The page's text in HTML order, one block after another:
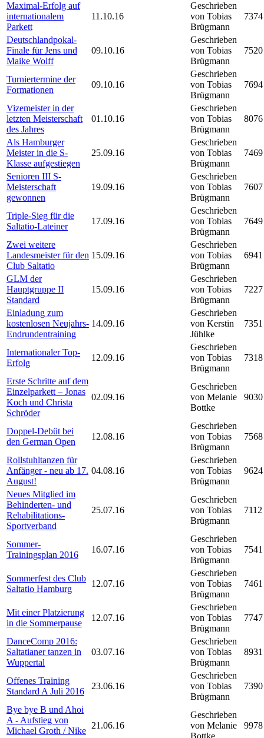
Maximal-Erfolg auf
internationalem
Parkett
11.10.16
Geschrieben
von Tobias
Brügmann
7374
Deutschlandpokal-
Finale für Jens und
Maike Wolff
09.10.16
Geschrieben
von Tobias
Brügmann
7520
Turniertermine der
Formationen
09.10.16
Geschrieben
von Tobias
Brügmann
7694
Vizemeister in der
letzten Meisterschaft
des Jahres
01.10.16
Geschrieben
von Tobias
Brügmann
8076
Als Hamburger
Meister in die S-
Klasse aufgestiegen
25.09.16
Geschrieben
von Tobias
Brügmann
7469
Senioren III S-
Meisterschaft
gewonnen
19.09.16
Geschrieben
von Tobias
Brügmann
7607
Triple-Sieg für die
Saltatio-Lateiner
17.09.16
Geschrieben
von Tobias
Brügmann
7649
Zwei weitere
Landesmeister für den
Club Saltatio
15.09.16
Geschrieben
von Tobias
Brügmann
6941
GLM der
Hauptgruppe II
Standard
15.09.16
Geschrieben
von Tobias
Brügmann
7227
Einladung zum
kostenlosen Neujahrs-
Endrundentraining
14.09.16
Geschrieben
von Kerstin
Jühlke
7351
Internationaler Top-
Erfolg
12.09.16
Geschrieben
von Tobias
Brügmann
7318
Erste Schritte auf dem
Einzelparkett – Jonas
Koch und Christa
Schröder
02.09.16
Geschrieben
von Melanie
Bottke
9030
Doppel-Debüt bei
den German Open
12.08.16
Geschrieben
von Tobias
Brügmann
7568
Rollstuhltanzen für
Anfänger - neu ab 17.
August!
04.08.16
Geschrieben
von Tobias
Brügmann
9624
Neues Mitglied im
Behinderten- und
Rehabilitations-
Sportverband
25.07.16
Geschrieben
von Tobias
Brügmann
7112
Sommer-
Trainingsplan 2016
16.07.16
Geschrieben
von Tobias
Brügmann
7541
Sommerfest des Club
Saltatio Hamburg
12.07.16
Geschrieben
von Tobias
Brügmann
7461
Mit einer Platzierung
in die Sommerpause
12.07.16
Geschrieben
von Tobias
Brügmann
7747
DanceComp 2016:
Saltatianer tanzen in
Wuppertal
03.07.16
Geschrieben
von Tobias
Brügmann
8931
Offenes Training
Standard A Juli 2016
23.06.16
Geschrieben
von Tobias
Brügmann
7390
Bye bye B und Ahoi
A - Aufstieg von
Michael Groth / Nike
21.06.16
Geschrieben
von Melanie
Bottke
9978